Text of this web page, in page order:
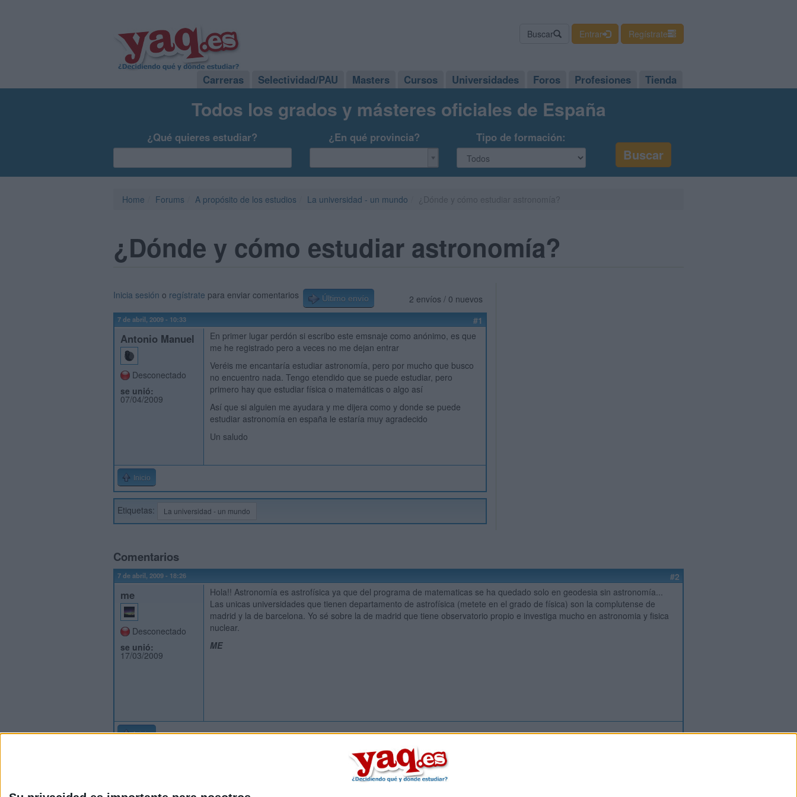
Buscar Entrar Regístrate
Carreras Selectividad/PAU Masters Cursos Universidades Foros Profesiones Tienda
Todos los grados y másteres oficiales de España
¿Qué quieres estudiar? ¿En qué provincia? Tipo de formación:
Home Forums A propósito de los estudios La universidad - un mundo
¿Dónde y cómo estudiar astronomía?
2 envíos / 0 nuevos
Inicia sesión o regístrate para enviar comentarios Último envío
7 de abril, 2009 - 10:33 #1
Antonio Manuel
Desconectado
se unió:
07/04/2009
En primer lugar perdón si escribo este emsnaje como anónimo, es que
me he registrado pero a veces no me dejan entrar
Veréis me encantaría estudiar astronomía, pero por mucho que busco
no encuentro nada. Tengo etendido que se puede estudiar, pero
primero hay que estudiar física o matemáticas o algo así
Así que si alguien me ayudara y me dijera como y donde se puede
estudiar astronomía en españa le estaría muy agradecido
Un saludo
Inicio
Etiquetas: La universidad - un mundo
Comentarios
7 de abril, 2009 - 18:26 #2
me
Desconectado
se unió:
17/03/2009
Hola!! Astronomía es astrofísica ya que del programa de matematicas se ha quedado solo en geodesia sin astronomía...
Las unicas universidades que tienen departamento de astrofísica (metete en el grado de física) son la complutense de
madrid y la de barcelona. Yo sé sobre la de madrid que tiene observatorio propio e investiga mucho en astronomia y fisica
nuclear.
ME
Inicio Inicia sesiónoregístratepara enviar comentarios